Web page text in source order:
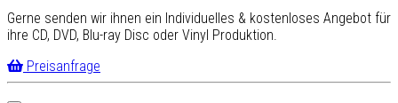
Gerne senden wir ihnen ein Individuelles & kostenloses Angebot für
ihre CD, DVD, Blu-ray Disc oder Vinyl Produktion.
Preisanfrage